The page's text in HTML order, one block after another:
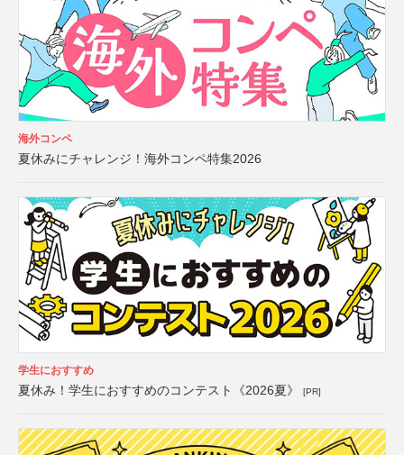
海外コンペ
夏休みにチャレンジ！海外コンペ特集2026
学生におすすめ
夏休み！学生におすすめのコンテスト《2026夏》 [PR]